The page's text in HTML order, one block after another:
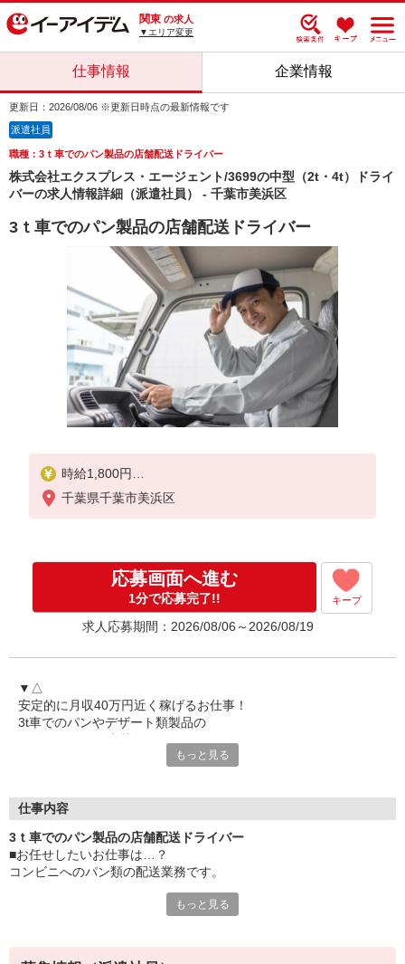
関東 の求人
▼エリア変更
仕事情報 企業情報
更新日：2026/08/06 ※更新日時点の最新情報です
派遣社員
職種：3ｔ車でのパン製品の店舗配送ドライバー
株式会社エクスプレス・エージェント/3699の中型（2t・4t）ドライ
バーの求人情報詳細（派遣社員） - 千葉市美浜区
3ｔ車でのパン製品の店舗配送ドライバー
時給1,800円
※交通費は別途実費分支給！（条件あり）
■研修期間について
千葉県千葉市美浜区
応募画面へ進む
1分で応募完了!! キープ
求人応募期間：2026/08/06～2026/08/19
▼△
安定的に月収40万円近く稼げるお仕事！
3t車でのパンやデザート類製品の
週休2日でシッカリお休みも取得◎
――――――――――――――
■業務内容：コンビニへのパン類の配送業務
■エリア：千葉県内（一部都内）
■件数：1日2回戦（1回戦/35〜45件程、2回戦/5〜15件程）
――――――――――――――
もっと見る
仕事内容
3ｔ車でのパン製品の店舗配送ドライバー
■お任せしたいお仕事は…？
コンビニへのパン類の配送業務です。
伝票を基にデザート類を
もっと見る